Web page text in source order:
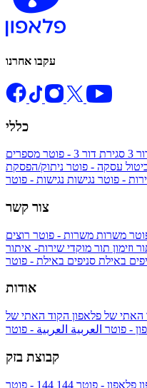
עקבו אחרנו
כללי
3 סגירת דור 3 - פוטר
מספרים
עסקה - פוטר ניתוק/הפסקת
- פוטר נגישות
צור קשר
משרות משרות - פוטר רוצים
וזימון תור מוקדי שירות- איתור
באילת סניפים באילת - פוטר
אודות
האתי של פלאפון הקוד האתי של
- פוטר العربية العربية - פוטר
קבוצת בזק
פלאפון - פוטר 144